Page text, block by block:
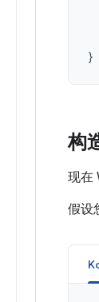
}
构
现在
假设